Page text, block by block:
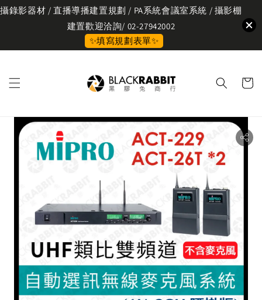
攝錄影器材 / 直播導播建置規劃 / PA系統會議室系統 / 攝影棚
建置歡迎洽詢/ 02-27942002
✨填寫規劃表單✨